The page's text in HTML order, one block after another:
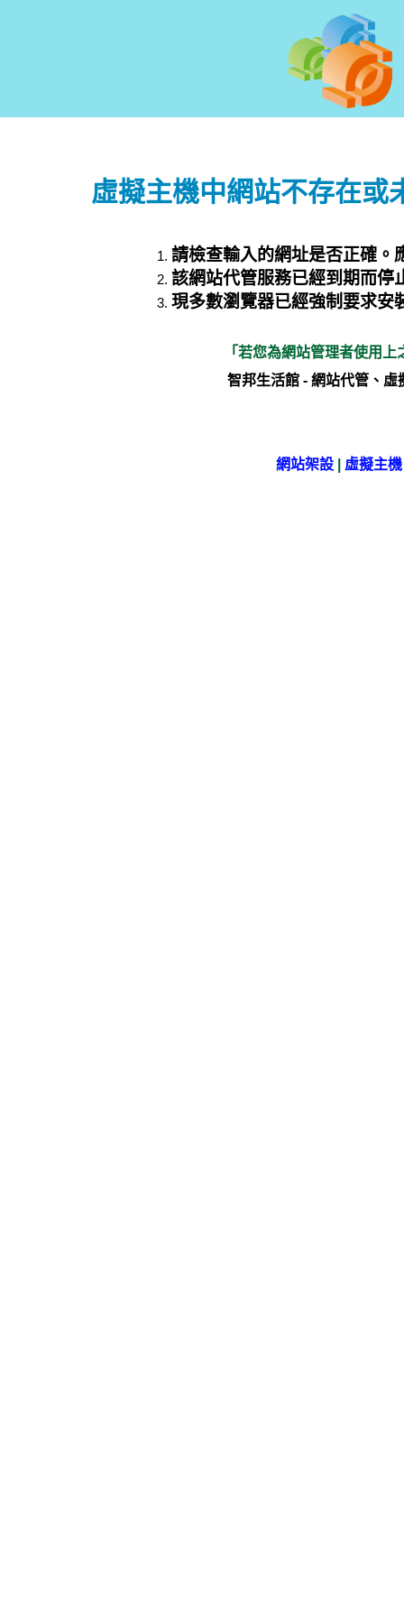
虛擬主機中網站不存在或
請檢查輸入的網址是否正確
該網站代管服務已經到期而停
現多數瀏覽器已經強制要求安
「若您為網站管理者使用
智邦生活館 - 網站代管、虛
網站架設 虛擬主機